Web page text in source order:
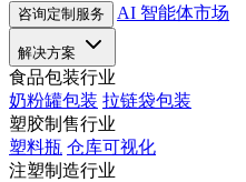
咨询定制服务 AI 智能体市场
解决方案
食品包装行业
奶粉罐包装 拉链袋包装
塑胶制售行业
塑料瓶 仓库可视化
注塑制造行业